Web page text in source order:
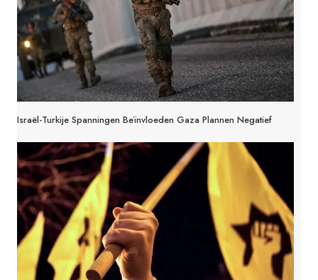
Israël-Turkije Spanningen Beïnvloeden Gaza Plannen Negatief